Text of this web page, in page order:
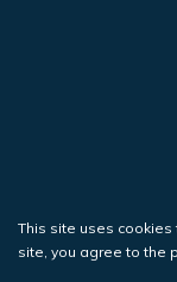
This site uses
site, you agree to the